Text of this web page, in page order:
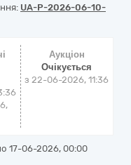
UA-P-2026-06-10-
Аукціон
Очікується
з22-06-2026, 11:36
17-06-2026, 00:00